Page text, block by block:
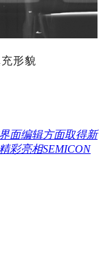
形貌
面编辑方面取得新
彩亮相SEMICON